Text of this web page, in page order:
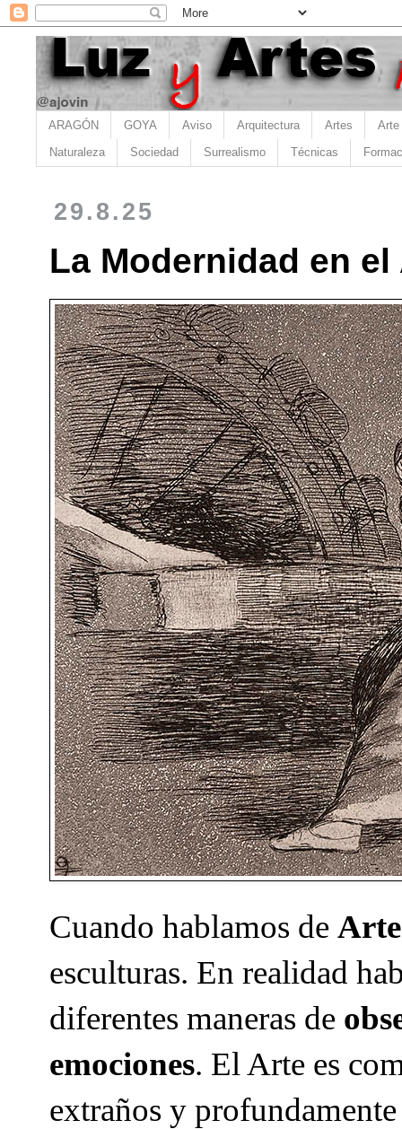
ARAGÓN GOYA Aviso Arquitectura Artes Arte
Naturaleza Sociedad Surrealismo Técnicas
29.8.25
La Modernidad en
Cuando hablamos de Arte
esculturas. En realidad
diferentes maneras de
emociones. El Arte es
extraños y